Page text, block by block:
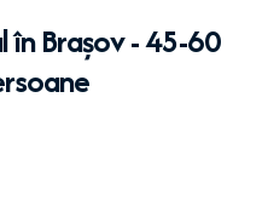
în Brașov - 45-60